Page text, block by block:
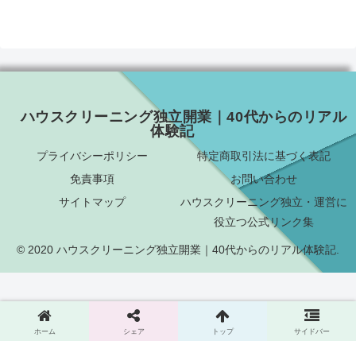
ハウスクリーニング独立開業｜40代からのリアル
体験記
プライバシーポリシー
特定商取引法に基づく表記
免責事項
お問い合わせ
サイトマップ
ハウスクリーニング独立・運営に
役立つ公式リンク集
© 2020 ハウスクリーニング独立開業｜40代からのリアル体験記.
ホーム シェア トップ サイドバー